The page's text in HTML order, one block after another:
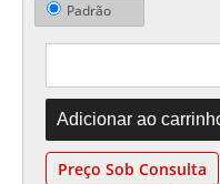
Padrão
Preço Sob Consulta